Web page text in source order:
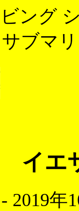
ング
ブマ
イエ
- 2019年